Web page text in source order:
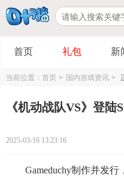
首页 礼包 新
当前位置： 首页 > 国内游戏资讯 >
《机动战队VS》登陆
2025-03-16 13:23:16
Gameduchy制作并发行